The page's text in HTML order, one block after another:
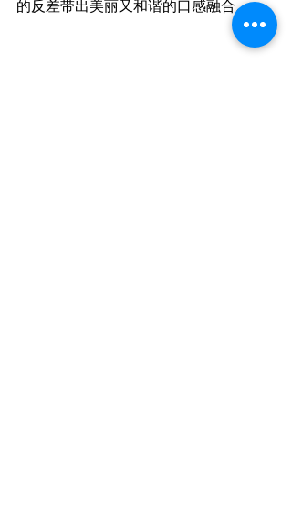
的反差带出美丽又和谐的口感融合。